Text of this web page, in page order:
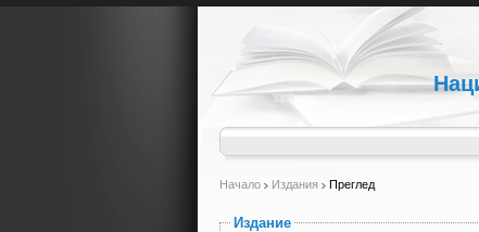
Начало Издания Преглед
Издание